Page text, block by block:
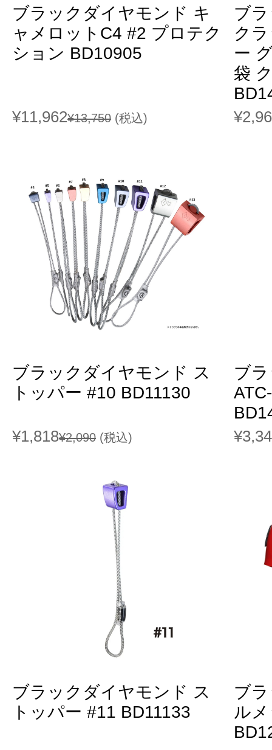
ブラックダイヤモンド キ
ャメロットC4 #2 プロテク
ション BD10905
¥11,962¥13,750 (税込)
ブ
ク
ー
袋
ブラックダイヤモンド ス
トッパー #10 BD11130
¥1,818¥2,090 (税込)
ブ
ブラックダイヤモンド ス
トッパー #11 BD11133
ブ
ル